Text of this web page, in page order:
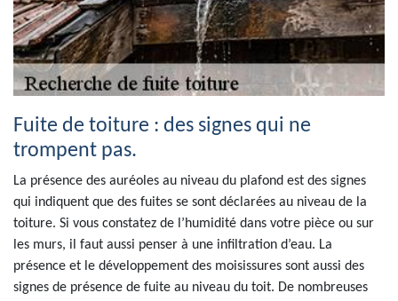
Fuite de toiture : des signes qui ne
trompent pas.
La présence des auréoles au niveau du plafond est des signes
qui indiquent que des fuites se sont déclarées au niveau de la
toiture. Si vous constatez de l’humidité dans votre pièce ou sur
les murs, il faut aussi penser à une infiltration d’eau. La
présence et le développement des moisissures sont aussi des
signes de présence de fuite au niveau du toit. De nombreuses